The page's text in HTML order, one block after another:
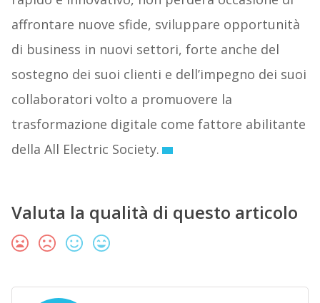
affrontare nuove sfide, sviluppare opportunità
di business in nuovi settori, forte anche del
sostegno dei suoi clienti e dell’impegno dei suoi
collaboratori volto a promuovere la
trasformazione digitale come fattore abilitante
della All Electric Society.
Valuta la qualità di questo articolo